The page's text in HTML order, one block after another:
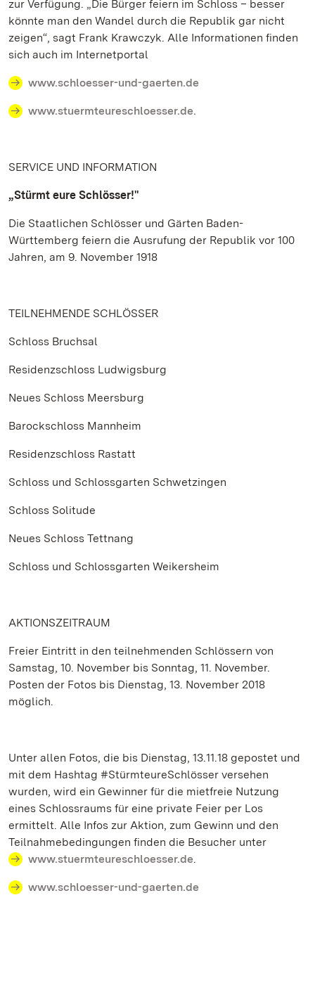
zur Verfügung. „Die Bürger feiern im Schloss – besser
könnte man den Wandel durch die Republik gar nicht
zeigen“, sagt Frank Krawczyk. Alle Informationen finden
sich auch im Internetportal
www.schloesser-und-gaerten.de
www.stuermteureschloesser.de.
SERVICE UND INFORMATION
„Stürmt eure Schlösser!"
Die Staatlichen Schlösser und Gärten Baden-
Württemberg feiern die Ausrufung der Republik vor 100
Jahren, am 9. November 1918
TEILNEHMENDE SCHLÖSSER
Schloss Bruchsal
Residenzschloss Ludwigsburg
Neues Schloss Meersburg
Barockschloss Mannheim
Residenzschloss Rastatt
Schloss und Schlossgarten Schwetzingen
Schloss Solitude
Neues Schloss Tettnang
Schloss und Schlossgarten Weikersheim
AKTIONSZEITRAUM
Freier Eintritt in den teilnehmenden Schlössern von
Samstag, 10. November bis Sonntag, 11. November.
Posten der Fotos bis Dienstag, 13. November 2018
möglich.
Unter allen Fotos, die bis Dienstag, 13.11.18 gepostet und
mit dem Hashtag #StürmteureSchlösser versehen
wurden, wird ein Gewinner für die mietfreie Nutzung
eines Schlossraums für eine private Feier per Los
ermittelt. Alle Infos zur Aktion, zum Gewinn und den
Teilnahmebedingungen finden die Besucher unter
www.stuermteureschloesser.de.
www.schloesser-und-gaerten.de